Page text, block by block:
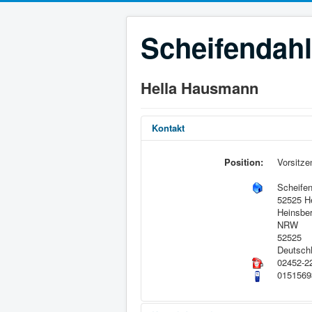
Scheifendahl
Hella Hausmann
Kontakt
Position:
52525
NRW
52525
02452-